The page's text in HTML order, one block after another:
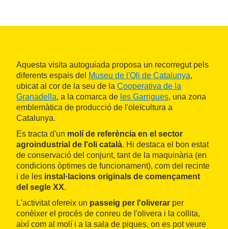
Aquesta visita autoguiada proposa un recorregut pels
diferents espais del Museu de l'Oli de Catalunya,
ubicat al cor de la seu de la Cooperativa de la
Granadella, a la comarca de les Garrigues, una zona
emblemàtica de producció de l'oleïcultura a
Catalunya.
Es tracta d'un molí de referència en el sector
agroindustrial de l'oli català. Hi destaca el bon estat
de conservació del conjunt, tant de la maquinària (en
condicions òptimes de funcionament), com del recinte
i de les instal·lacions originals de començament
del segle XX.
L'activitat ofereix un passeig per l'oliverar per
conèixer el procés de conreu de l'olivera i la collita,
així com al molí i a la sala de piques, on es pot veure